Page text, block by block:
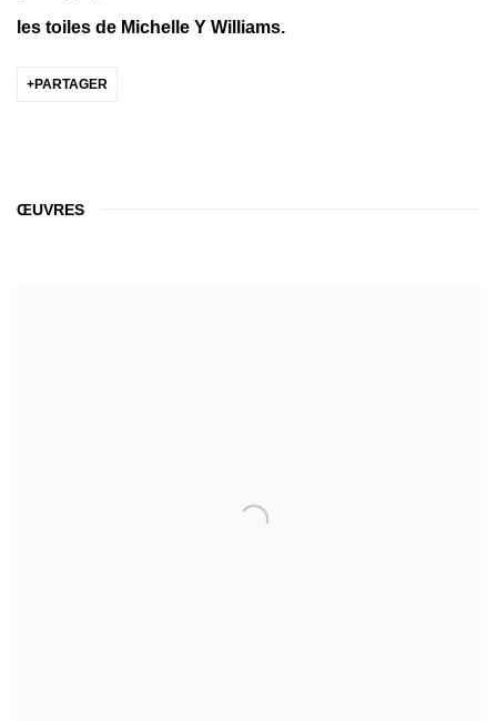
les toiles de Michelle Y Williams.
PARTAGER
ŒUVRES